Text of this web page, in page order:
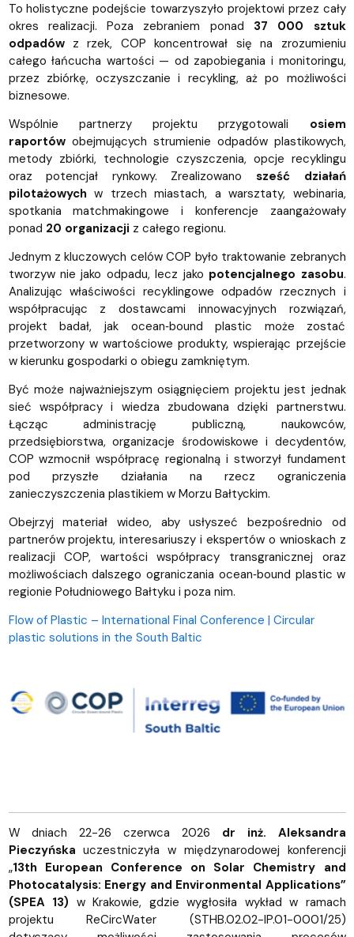
To holistyczne podejście towarzyszyło projektowi przez cały
okres realizacji. Poza zebraniem ponad 37 000 sztuk
odpadówz rzek, COP koncentrował się na zrozumieniu
całego łańcucha wartości — od zapobiegania i monitoringu,
przez zbiórkę, oczyszczanie i recykling, aż po możliwości
biznesowe.
Wspólnie partnerzy projektu przygotowali osiem
raportówobejmujących strumienie odpadów plastikowych,
metody zbiórki, technologie czyszczenia, opcje recyklingu
oraz potencjał rynkowy. Zrealizowano sześć działań
pilotażowych w trzech miastach, a warsztaty, webinaria,
spotkania matchmakingowe i konferencje zaangażowały
ponad 20 organizacji z całego regionu.
Jednym z kluczowych celów COP było traktowanie zebranych
tworzyw nie jako odpadu, lecz jako potencjalnego zasobu.
Analizując właściwości recyklingowe odpadów rzecznych i
współpracując z dostawcami innowacyjnych rozwiązań,
projekt badał, jak ocean‑bound plastic może zostać
przetworzony w wartościowe produkty, wspierając przejście
w kierunku gospodarki o obiegu zamkniętym.
Być może najważniejszym osiągnięciem projektu jest jednak
sieć współpracy i wiedza zbudowana dzięki partnerstwu.
Łącząc administrację publiczną, naukowców,
przedsiębiorstwa, organizacje środowiskowe i decydentów,
COP wzmocnił współpracę regionalną i stworzył fundament
pod przyszłe działania na rzecz ograniczenia
zanieczyszczenia plastikiem w Morzu Bałtyckim.
Obejrzyj materiał wideo, aby usłyszeć bezpośrednio od
partnerów projektu, interesariuszy i ekspertów o wnioskach z
realizacji COP, wartości współpracy transgranicznej oraz
możliwościach dalszego ograniczania ocean‑bound plastic w
regionie Południowego Bałtyku i poza nim.
Flow of Plastic – International Final Conference | Circular
plastic solutions in the South Baltic
W dniach 22-26 czerwca 2026 dr inż. Aleksandra
Pieczyńskauczestniczyła w międzynarodowej konferencji
„13th European Conference on Solar Chemistry and
Photocatalysis: Energy and Environmental Applications”
(SPEA 13) w Krakowie, gdzie wygłosiła wykład w ramach
projektu ReCircWater (STHB.02.02-IP.01-0001/25)